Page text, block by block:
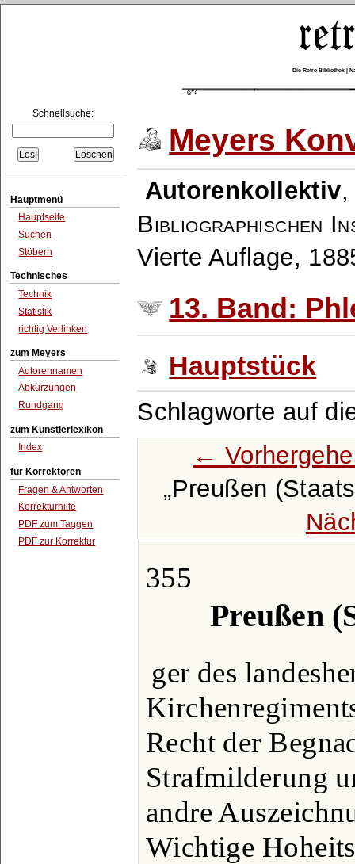
Die Retro-Bibliothek |
Schnellsuche:
Hauptmenü
Hauptseite
Suchen
Stöbern
Technisches
Technik
Statistik
richtig Verlinken
zum Meyers
Autorennamen
Abkürzungen
Rundgang
zum Künstlerlexikon
Index
für Korrektoren
Fragen & Antworten
Korrekturhilfe
PDF zum Taggen
PDF zur Korrektur
Meyers
Autorenkollektiv
Bibliographischen
Vierte Auflage,
13. Band:
Hauptstück
Schlagworte auf
←
Preußen
355
Preußen
ger des
Recht der
Strafmilderung
andre
Wichtige